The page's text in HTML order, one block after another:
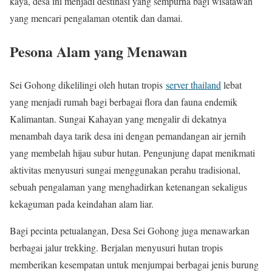
yang mencari pengalaman otentik dan damai.
Pesona Alam yang Menawan
Sei Gohong dikelilingi oleh hutan tropis server thailand lebat
yang menjadi rumah bagi berbagai flora dan fauna endemik
Kalimantan. Sungai Kahayan yang mengalir di dekatnya
menambah daya tarik desa ini dengan pemandangan air jernih
yang membelah hijau subur hutan. Pengunjung dapat menikmati
aktivitas menyusuri sungai menggunakan perahu tradisional,
sebuah pengalaman yang menghadirkan ketenangan sekaligus
kekaguman pada keindahan alam liar.
Bagi pecinta petualangan, Desa Sei Gohong juga menawarkan
berbagai jalur trekking. Berjalan menyusuri hutan tropis
memberikan kesempatan untuk menjumpai berbagai jenis burung